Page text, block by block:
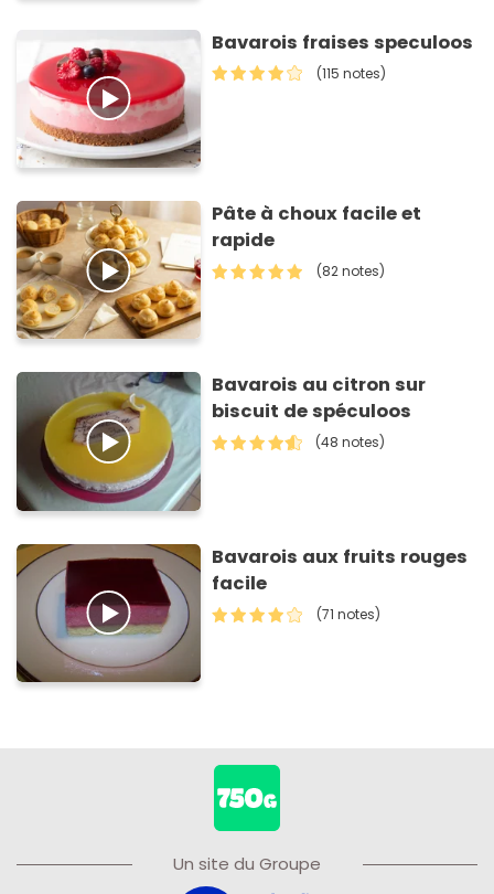
Bavarois fraises speculoos
(115 notes)
Pâte à choux facile et
rapide
(82 notes)
Bavarois au citron sur
biscuit de spéculoos
(48 notes)
Bavarois aux fruits rouges
facile
(71 notes)
Un site du Groupe